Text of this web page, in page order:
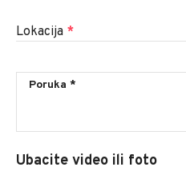
Lokacija *
Ubacite video ili foto